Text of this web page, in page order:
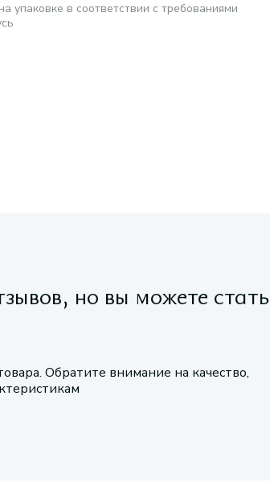
упаковке в соответствии с требованиями
но вы можете стать
Обратите внимание на качество,